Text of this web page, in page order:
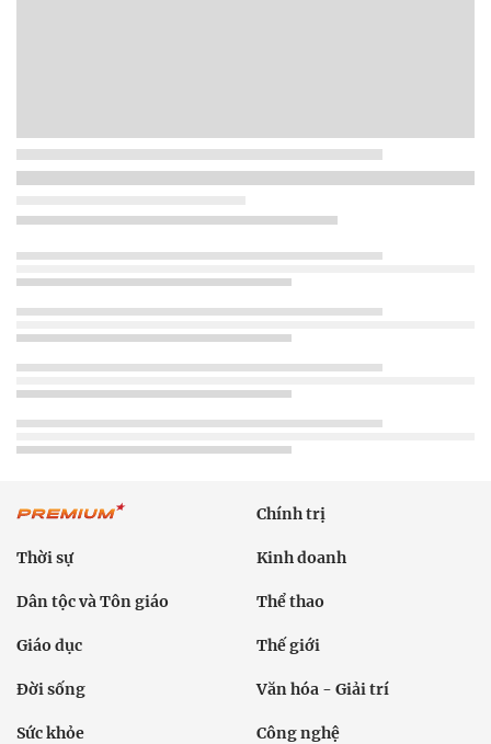
Chính trị
Thời sự Kinh doanh
Dân tộc và Tôn giáo Thể thao
Giáo dục Thế giới
Đời sống Văn hóa - Giải trí
Sức khỏe Công nghệ